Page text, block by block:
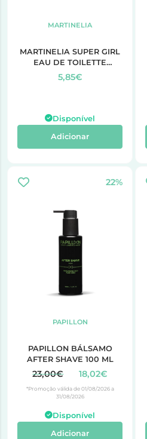
MARTINELIA
MARTINELIA SUPER GIRL
EAU DE TOILETTE
PURPLE 50 ml
5,85€
Disponível
Adicionar
22%
PAPILLON
PAPILLON BÁLSAMO
AFTER SHAVE 100 ML
23,00€ 18,02€
*Promoção válida de 01/08/2026 a
31/08/2026
Disponível
Adicionar